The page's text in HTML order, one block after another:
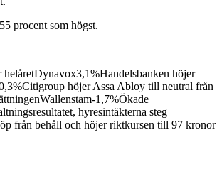
procent som högst.
höjer
höjer Assa Abloy till neutral från
1,7%Ökade
hyresintäkterna steg
från behåll och höjer riktkursen till 97 kronor